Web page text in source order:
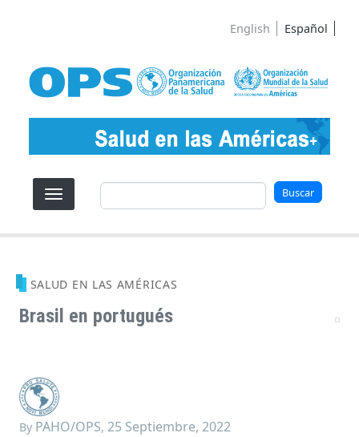
English Español
Buscar Buscar
SALUD EN LAS AMÉRICAS
Brasil en portugués
By PAHO/OPS, 25 Septiembre, 2022